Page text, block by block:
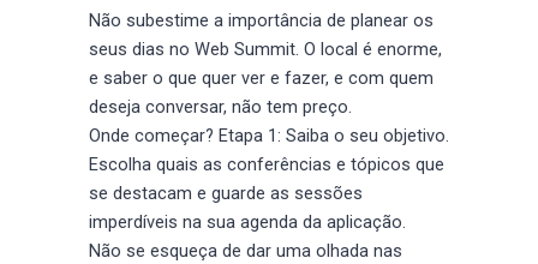
Não subestime a importância de planear os
seus dias no Web Summit. O local é enorme,
e saber o que quer ver e fazer, e com quem
deseja conversar, não tem preço.
Onde começar? Etapa 1: Saiba o seu objetivo.
Escolha quais as conferências e tópicos que
se destacam e guarde as sessões
imperdíveis na sua agenda da aplicação.
Não se esqueça de dar uma olhada nas